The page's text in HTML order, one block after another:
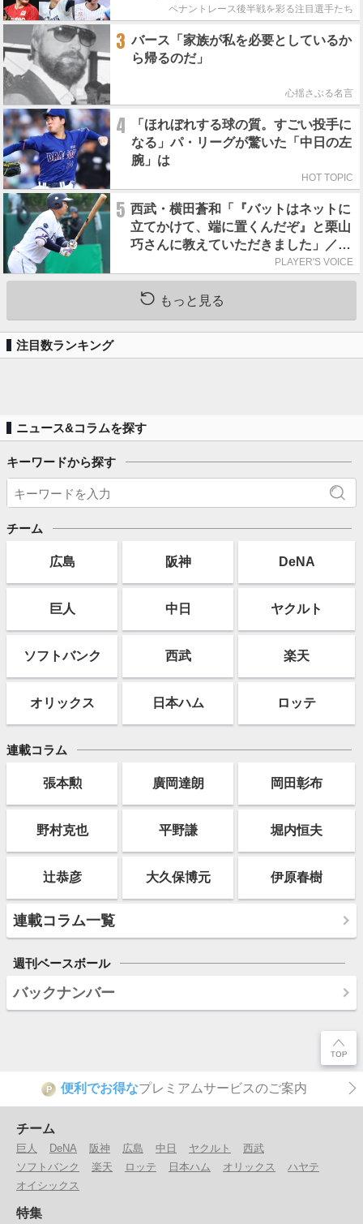
ペナントレース後半戦を彩る注目選手たち
3 バース「家族が私を必要としているか
ら帰るのだ」
心揺さぶる名言
4
「ほれぼれする球の質。すごい投手に
なる」パ・リーグが驚いた「中日の左
腕」は
HOT TOPIC
5 西武・横田蒼和「『バットはネットに
立てかけて、端に置くんだぞ』と栗山
巧さんに教えていただきました」／憧
PLAYER'S VOICE
もっと見る
注目数ランキング
ニュース&コラムを探す
キーワードから探す
チーム
広島 阪神 DeNA
巨人 中日 ヤクルト
ソフトバンク 西武 楽天
オリックス 日本ハム ロッテ
連載コラム
張本勲 廣岡達朗 岡田彰布
野村克也 平野謙 堀内恒夫
辻恭彦 大久保博元 伊原春樹
連載コラム一覧
週刊ベースボール
バックナンバー
P 便利でお得なプレミアムサービスのご案内
チーム
巨人 DeNA 阪神 広島 中日 ヤクルト
西武
ソフトバンク
楽天 ロッテ 日本ハム オリックス
ハヤテ
オイシックス
特集